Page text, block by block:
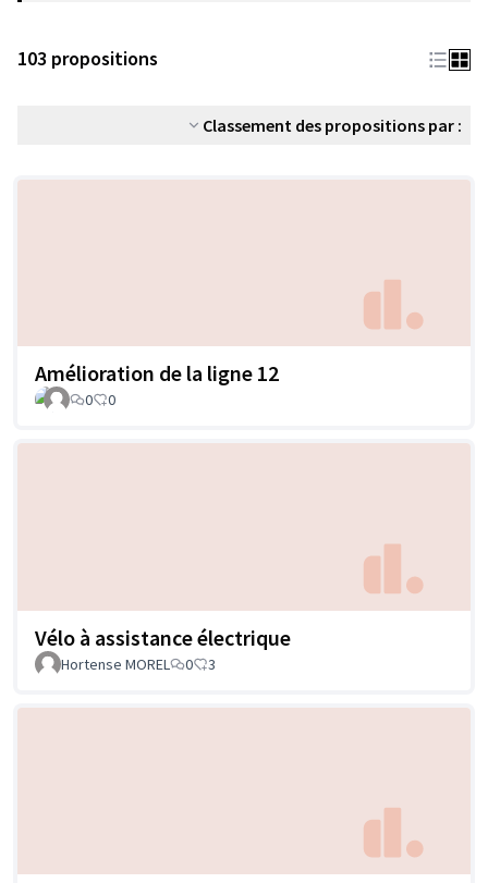
103 propositions
Classement des propositions par :
Amélioration de la ligne 12
0 0
Vélo à assistance électrique
Hortense MOREL 0 3